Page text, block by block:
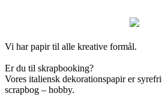
Vi har papir til alle kreative formål.
Er du til skrapbooking?
Vores italiensk dekorationspapir er
scrapbog – hobby.